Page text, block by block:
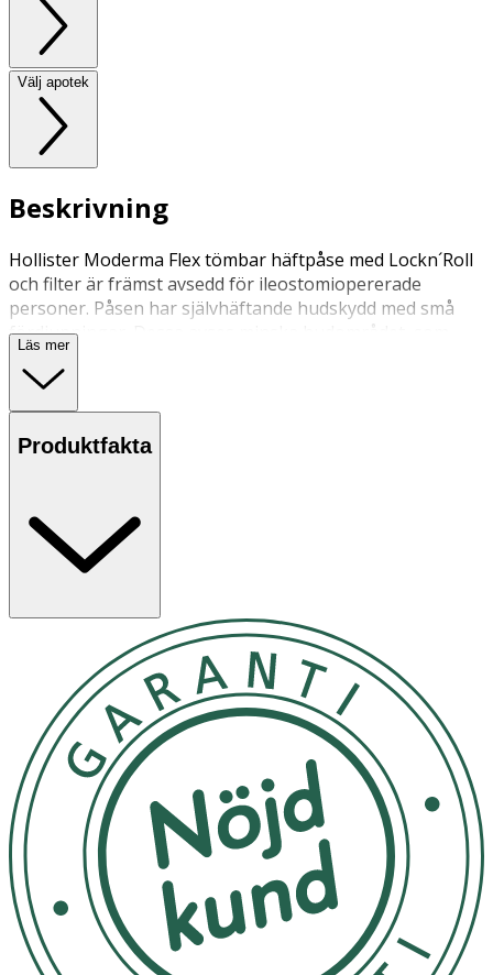
Välj apotek
Beskrivning
Hollister Moderma Flex tömbar häftpåse med Lockn´Roll
och filter är främst avsedd för ileostomiopererade
personer. Påsen har självhäftande hudskydd med små
fördjupningar. Dessa avses minska hudområdet, som
kommer i kontakt med plattan. Fast påslås.
Läs mer
Produktfakta